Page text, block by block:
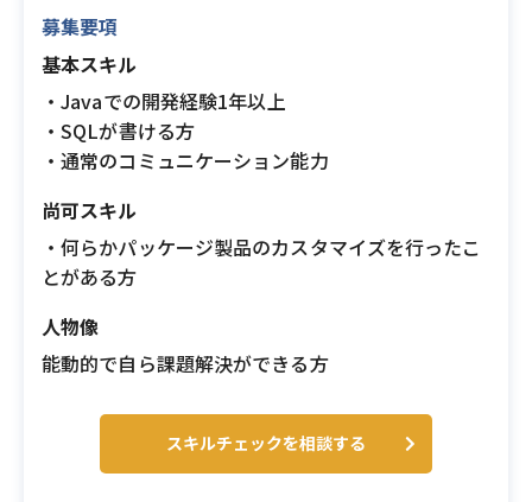
募集要項
基本スキル
・Javaでの開発経験1年以上
・SQLが書ける方
・通常のコミュニケーション能力
尚可スキル
・何らかパッケージ製品のカスタマイズを行ったこ
とがある方
人物像
能動的で自ら課題解決ができる方
スキルチェックを相談する